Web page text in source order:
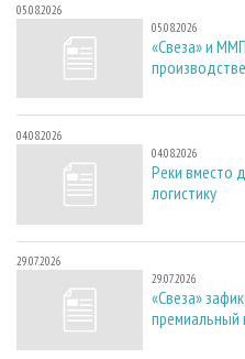
05.08.2026
05.08.2026
«Свеза» и
04.08.2026
04.08.2026
Реки вместо
логистику
29.07.2026
29.07.2026
«Свеза»
премиальный